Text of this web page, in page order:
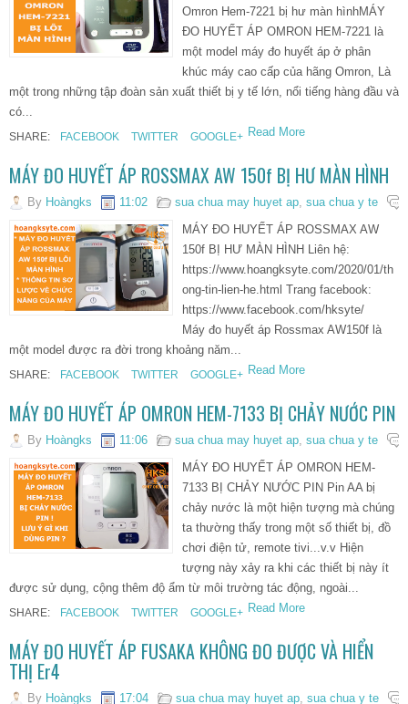
Omron Hem-7221 bị hư màn hìnhMÁY
ĐO HUYẾT ÁP OMRON HEM-7221 là
một model máy đo huyết áp ở phân
khúc máy cao cấp của hãng Omron, Là
một trong những tập đoàn sản xuất thiết bị y tế lớn, nổi tiếng hàng đầu và
có...
SHARE: FACEBOOK TWITTER GOOGLE+ Read More
MÁY ĐO HUYẾT ÁP ROSSMAX AW 150f BỊ HƯ MÀN HÌNH
By Hoàngks 11:02 sua chua may huyet ap, sua chua y te
MÁY ĐO HUYẾT ÁP ROSSMAX AW
150f BỊ HƯ MÀN HÌNH Liên hệ:
https://www.hoangksyte.com/2020/01/th
ong-tin-lien-he.html Trang facebook:
https://www.facebook.com/hksyte/
Máy đo huyết áp Rossmax AW150f là
một model được ra đời trong khoảng năm...
SHARE: FACEBOOK TWITTER GOOGLE+ Read More
MÁY ĐO HUYẾT ÁP OMRON HEM-7133 BỊ CHẢY NƯỚC PIN
By Hoàngks 11:06 sua chua may huyet ap, sua chua y te
MÁY ĐO HUYẾT ÁP OMRON HEM-
7133 BỊ CHẢY NƯỚC PIN Pin AA bị
chảy nước là một hiện tượng mà chúng
ta thường thấy trong một số thiết bị, đồ
chơi điện tử, remote tivi...v.v Hiện
tượng này xảy ra khi các thiết bị này ít
được sử dụng, cộng thêm độ ẩm từ môi trường tác động, ngoài...
SHARE: FACEBOOK TWITTER GOOGLE+ Read More
MÁY ĐO HUYẾT ÁP FUSAKA KHÔNG ĐO ĐƯỢC VÀ HIỂN
THỊ Er4
By Hoàngks 17:04 sua chua may huyet ap, sua chua y te